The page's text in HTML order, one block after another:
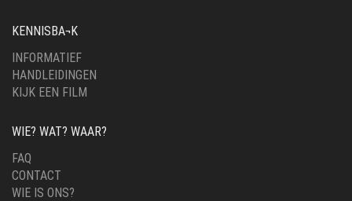
KENNISBA¬K
INFORMATIEF
HANDLEIDINGEN
KIJK EEN FILM
WIE? WAT? WAAR?
FAQ
CONTACT
WIE IS ONS?